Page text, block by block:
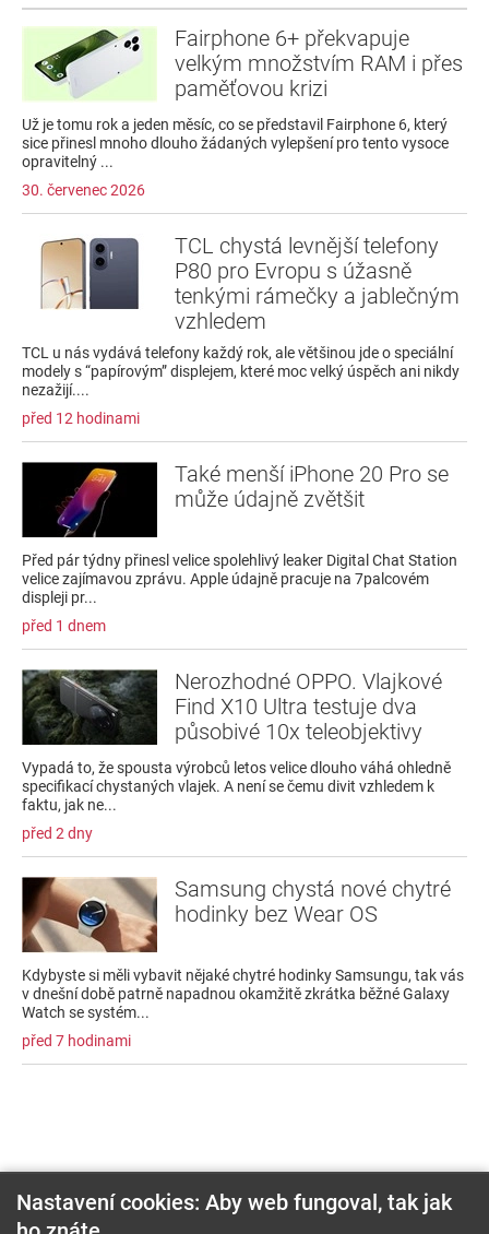
Fairphone 6+ překvapuje
velkým množstvím RAM i přes
paměťovou krizi
Už je tomu rok a jeden měsíc, co se představil Fairphone 6, který
sice přinesl mnoho dlouho žádaných vylepšení pro tento vysoce
opravitelný ...
30. červenec 2026
TCL chystá levnější telefony
P80 pro Evropu s úžasně
tenkými rámečky a jablečným
vzhledem
TCL u nás vydává telefony každý rok, ale většinou jde o speciální
modely s “papírovým” displejem, které moc velký úspěch ani nikdy
nezažijí....
před 12 hodinami
Také menší iPhone 20 Pro se
může údajně zvětšit
Před pár týdny přinesl velice spolehlivý leaker Digital Chat Station
velice zajímavou zprávu. Apple údajně pracuje na 7palcovém
displeji pr...
před 1 dnem
Nerozhodné OPPO. Vlajkové
Find X10 Ultra testuje dva
působivé 10x teleobjektivy
Vypadá to, že spousta výrobců letos velice dlouho váhá ohledně
specifikací chystaných vlajek. A není se čemu divit vzhledem k
faktu, jak ne...
před 2 dny
Samsung chystá nové chytré
hodinky bez Wear OS
Kdybyste si měli vybavit nějaké chytré hodinky Samsungu, tak vás
v dnešní době patrně napadnou okamžitě zkrátka běžné Galaxy
Watch se systém...
před 7 hodinami
Nastavení cookies: Aby web fungoval, tak jak